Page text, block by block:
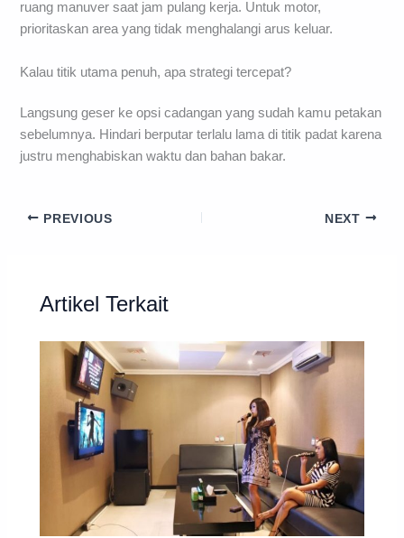
ruang manuver saat jam pulang kerja. Untuk motor,
prioritaskan area yang tidak menghalangi arus keluar.
Kalau titik utama penuh, apa strategi tercepat?
Langsung geser ke opsi cadangan yang sudah kamu petakan
sebelumnya. Hindari berputar terlalu lama di titik padat karena
justru menghabiskan waktu dan bahan bakar.
PREVIOUS NEXT
Artikel Terkait